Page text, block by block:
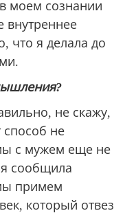
моем сознании
что я делала до
не скажу,
способ не
с мужем еще не
сообщила
примем
который отвез